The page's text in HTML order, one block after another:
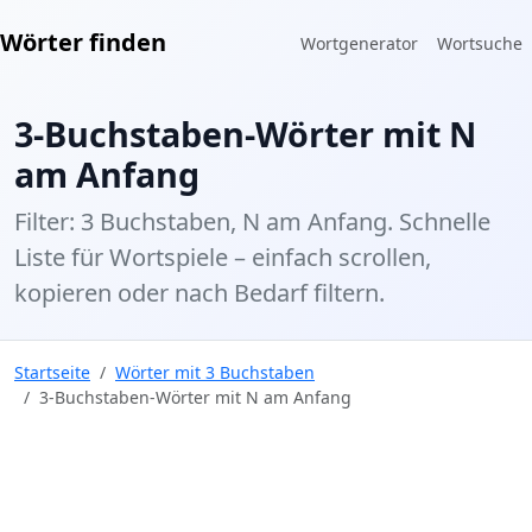
Wörter finden Wortgenerator Wortsuche
3-Buchstaben-Wörter mit N
am Anfang
Filter: 3 Buchstaben, N am Anfang. Schnelle
Liste für Wortspiele – einfach scrollen,
kopieren oder nach Bedarf filtern.
Startseite
Wörter mit 3 Buchstaben
3-Buchstaben-Wörter mit N am Anfang